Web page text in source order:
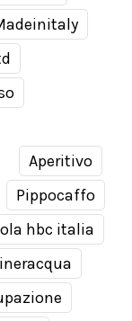
Aperitivo
Pippocaffo
hbc italia